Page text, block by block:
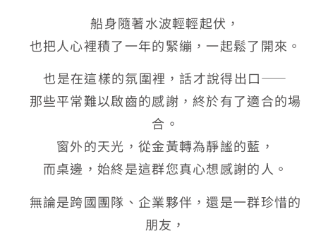
船身隨著水波輕輕起伏，
也把人心裡積了一年的緊繃，一起鬆了開來。
也是在這樣的氛圍裡，話才說得出口——
那些平常難以啟齒的感謝，終於有了適合的場
合。
窗外的天光，從金黃轉為靜謐的藍，
而桌邊，始終是這群您真心想感謝的人。
無論是跨國團隊、企業夥伴，還是一群珍惜的
朋友，